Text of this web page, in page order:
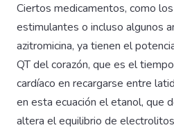
Ciertos medicamentos, como
estimulantes o incluso algunos
azitromicina, ya tienen el
QT del corazón, que es el
cardíaco en recargarse entre
en esta ecuación el etanol, que
altera el equilibrio de